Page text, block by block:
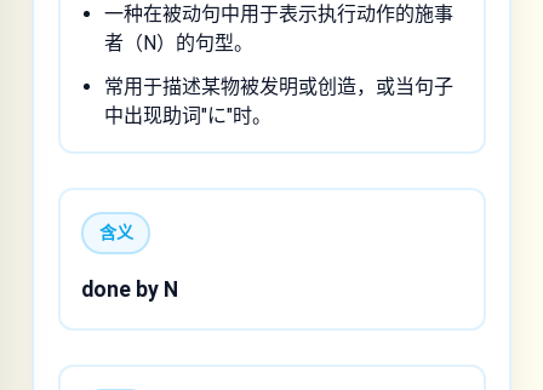
一种在被动句中用于表示执行动作的施事
者（N）的句型。
常用于描述某物被发明或创造，或当句子
中出现助词"に"时。
含义
done by N